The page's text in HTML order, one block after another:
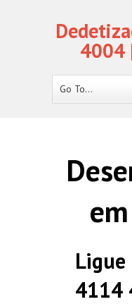
4004
Go To...
4114